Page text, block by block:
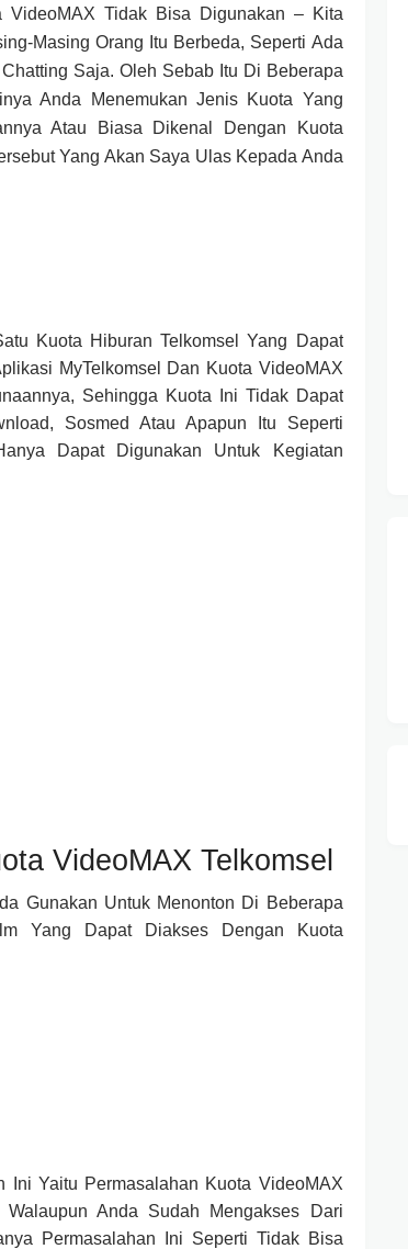
VideoMAX Tidak Bisa Digunakan – Kita
Masing Orang Itu Berbeda, Seperti Ada
Saja. Oleh Sebab Itu Di Beberapa
Anda Menemukan Jenis Kuota Yang
Atau Biasa Dikenal Dengan Kuota
Yang Akan Saya Ulas Kepada Anda
Kuota Hiburan Telkomsel Yang Dapat
MyTelkomsel Dan Kuota VideoMAX
Sehingga Kuota Ini Tidak Dapat
Sosmed Atau Apapun Itu Seperti
Dapat Digunakan Untuk Kegiatan
VideoMAX Telkomsel
Gunakan Untuk Menonton Di Beberapa
Yang Dapat Diakses Dengan Kuota
Ini Yaitu Permasalahan Kuota VideoMAX
Anda Sudah Mengakses Dari
Permasalahan Ini Seperti Tidak Bisa